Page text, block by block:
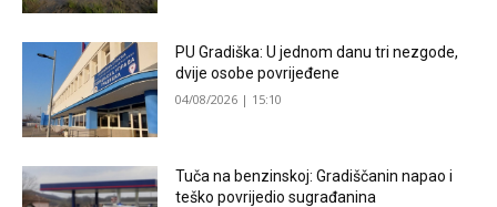
PU Gradiška: U jednom danu tri nezgode,
dvije osobe povrijeđene
04/08/2026 | 15:10
Tuča na benzinskoj: Gradiščanin napao i
teško povrijedio sugrađanina